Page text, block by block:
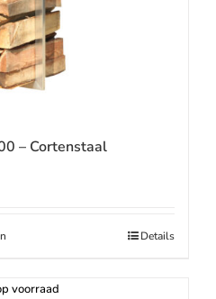
– Cortenstaal
Details
voorraad